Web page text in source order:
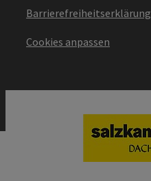
Barrierefreiheitserklärung
Cookies anpassen